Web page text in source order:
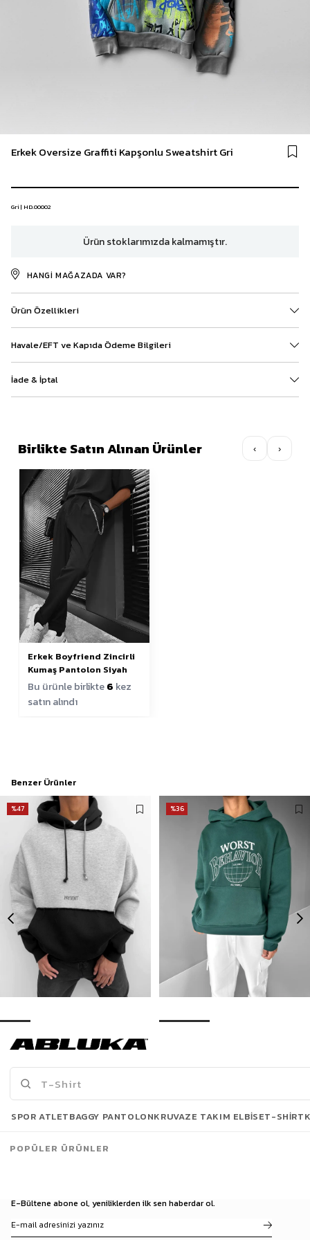
Erkek Oversize Graffiti Kapşonlu Sweatshirt Gri
Gri | HD.00002
Ürün stoklarımızda kalmamıştır.
HANGI MAĞAZADA VAR?
Ürün Özellikleri
Havale/EFT ve Kapıda Ödeme Bilgileri
İade & İptal
Birlikte Satın Alınan Ürünler ‹ ›
Erkek Boyfriend Zincirli
Kumaş Pantolon Siyah
Bu ürünle birlikte6 kez
satın alındı
Benzer Ürünler
%47
499,90 TL
949,90 TL
%36
Son Bakılanlar
E-Bültene abone ol, yeniliklerden ilk sen haberdar ol.
SPOR ATLETBAGGY PANTOLONKRUVAZE TAKIM ELBISET-SHIRT
POPÜLER ÜRÜNLER